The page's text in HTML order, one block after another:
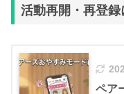
活動再開・再登
ペア